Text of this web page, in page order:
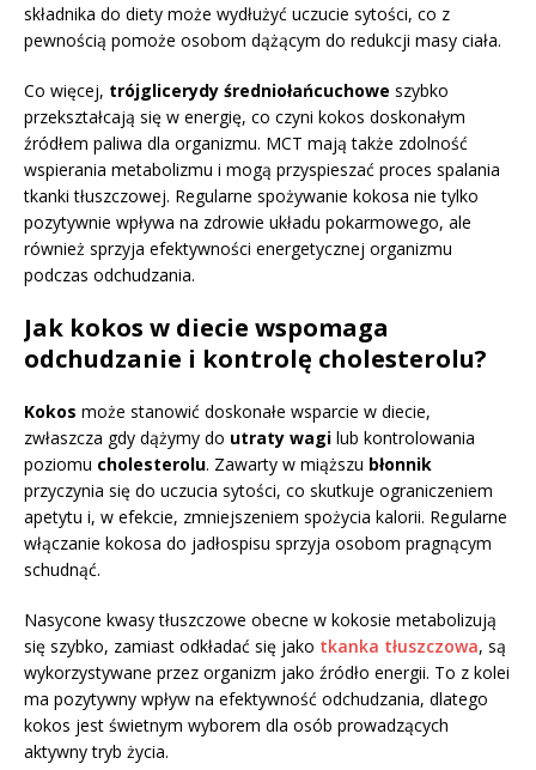
składnika do diety może wydłużyć uczucie sytości, co z
pewnością pomoże osobom dążącym do redukcji masy ciała.
Co więcej, trójglicerydy średniołańcuchowe szybko
przekształcają się w energię, co czyni kokos doskonałym
źródłem paliwa dla organizmu. MCT mają także zdolność
wspierania metabolizmu i mogą przyspieszać proces spalania
tkanki tłuszczowej. Regularne spożywanie kokosa nie tylko
pozytywnie wpływa na zdrowie układu pokarmowego, ale
również sprzyja efektywności energetycznej organizmu
podczas odchudzania.
Jak kokos w diecie wspomaga
odchudzanie i kontrolę cholesterolu?
Kokos może stanowić doskonałe wsparcie w diecie,
zwłaszcza gdy dążymy do utraty wagi lub kontrolowania
poziomu cholesterolu. Zawarty w miąższu błonnik
przyczynia się do uczucia sytości, co skutkuje ograniczeniem
apetytu i, w efekcie, zmniejszeniem spożycia kalorii. Regularne
włączanie kokosa do jadłospisu sprzyja osobom pragnącym
schudnąć.
Nasycone kwasy tłuszczowe obecne w kokosie metabolizują
się szybko, zamiast odkładać się jako tkanka tłuszczowa, są
wykorzystywane przez organizm jako źródło energii. To z kolei
ma pozytywny wpływ na efektywność odchudzania, dlatego
kokos jest świetnym wyborem dla osób prowadzących
aktywny tryb życia.